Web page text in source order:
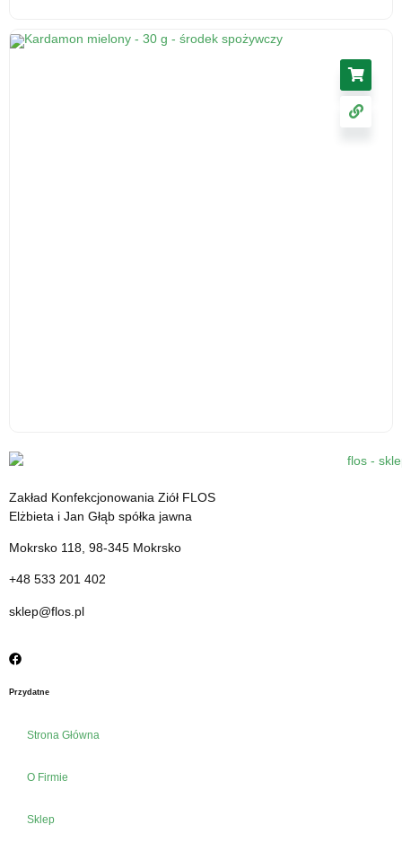
Ślaz kwiat 50 g - herbatka ziołowa, suplement
diety
Kardamon mielony - 30 g - środek spożywczy
12.31zł cena z VAT
Zakład Konfekcjonowania Ziół FLOS
Elżbieta i Jan Głąb spółka jawna
Mokrsko 118, 98-345 Mokrsko
+48 533 201 402
sklep@flos.pl
Przydatne
Strona Główna
O Firmie
Sklep